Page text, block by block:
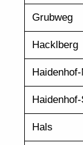
Grubweg
Hacklberg
Hals